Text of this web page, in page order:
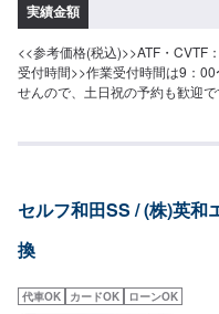
実績金額
<<参考価格(税込)>>ATF・CVTF
受付時間>>作業受付時間は9：
せんので、土日祝の予約も歓迎
セルフ和田SS / (株)英
換
代車OK カードOK ローンOK